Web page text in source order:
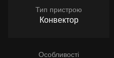
Тип пристрою
Конвектор
Особливості